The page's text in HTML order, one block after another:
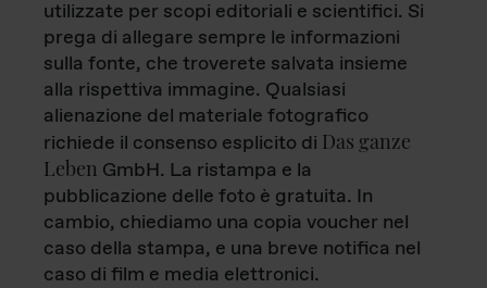
utilizzate per scopi editoriali e scientifici. Si
prega di allegare sempre le informazioni
sulla fonte, che troverete salvata insieme
alla rispettiva immagine. Qualsiasi
alienazione del materiale fotografico
richiede il consenso esplicito di Das ganze
Leben GmbH. La ristampa e la
pubblicazione delle foto è gratuita. In
cambio, chiediamo una copia voucher nel
caso della stampa, e una breve notifica nel
caso di film e media elettronici.